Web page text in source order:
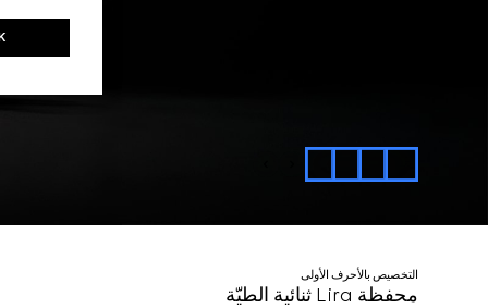
التخصيص بالأحرف الأولى
محفظة Lira ثنائية الطيّة